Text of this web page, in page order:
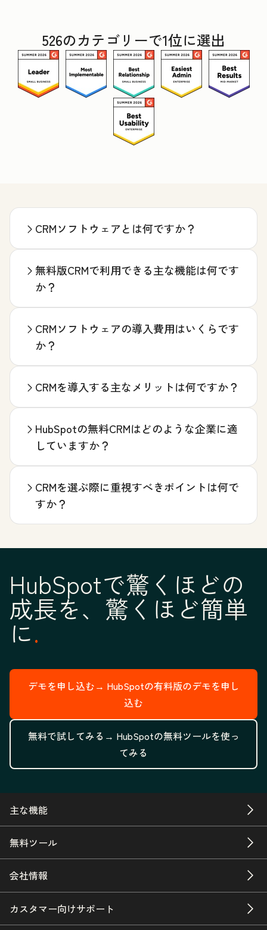
526のカテゴリーで1位に選出
CRMソフトウェアとは何ですか？
無料版CRMで利用できる主な機能は何です
か？
CRMソフトウェアの導入費用はいくらです
か？
CRMを導入する主なメリットは何ですか？
HubSpotの無料CRMはどのような企業に適
していますか？
CRMを選ぶ際に重視すべきポイントは何で
すか？
HubSpotで驚くほどの
成長を、驚くほど簡単
に
デモを申し込む→ HubSpotの有料版のデモを申し
込む
無料で試してみる→ HubSpotの無料ツールを使っ
てみる
主な機能
無料ツール
会社情報
カスタマー向けサポート